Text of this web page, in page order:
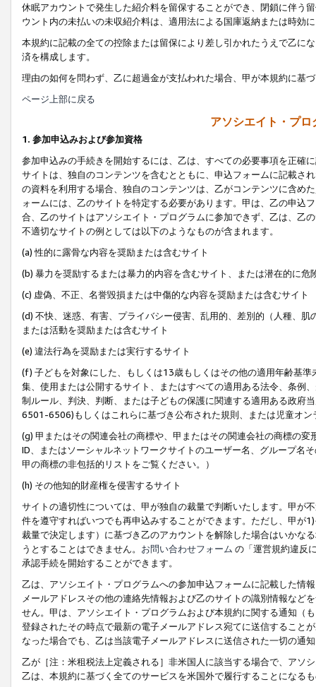
休眠アカウントで発生した紹介料を留保することができ、閉鎖に伴う
ウント内の未払いの未収紹介料は、適用法による国庫返納または時効
本規約に記載の全ての控除または留保により差し引かれたうえで乙に
済を構成します。
理由の如何を問わず、乙に超過金が支払われた場合、甲が本規約に基
ページ上部に戻る
アソシエイト・プ
1. 参加申込みおよび参加資格
参加申込みの手続きを開始するには、乙は、すべての必要事項を正確
サイトは、独自のコンテンツを含むとともに、申込フォームに記載さ
の資料を利用する場合、独自のコンテンツは、乙がコンテンツに含め
ォームには、乙のサイトを特定する必要があります。甲は、乙の申込
合、乙のサイトはアソシエイト・プログラムに参加できず、乙は、乙
不適切なサイトの例としては以下のようなものが含まれます。
(a) 性的に露骨な内容を奨励または含むサイト
(b) 暴力を奨励するまたは暴力的内容を含むサイト、または潜在的に
(c) 虚偽、不正、名誉毀損または中傷的な内容を奨励または含むサイト
(d) 不快、迷惑、有害、プライバシー侵害、乱用的、差別的（人種、
または活動を奨励または含むサイト
(e) 違法行為を奨励または実行するサイト
(f) 子どもを対象にした、もしくは13歳もしくはその他の適用年齢基
集、使用または公開するサイト、またはすべての適用ある法令、条例
制ルール、判決、判断、または子どもの保護に関連する適用ある政府
6501-6506)もしくはこれらに基づき公布された規則、または児童オン
(g) 甲またはその関連会社の商標や、甲またはその関連会社の商標の
ID、またはソーシャルネットワークサイトのユーザー名、グループ名
甲の商標の非包括的リストをご覧ください。）
(h) その他知的財産権を侵害するサイト
サイトの適切性については、甲が独自の裁量で判断いたします。甲が
件を遵守すればいつでも再申込みすることができます。ただし、甲が
裁量で決定します）に基づき乙のアカウントを解除した場合はいかな
うとすることはできません。 お問い合わせフォーム の「運営規約違反
承認手続を開始することができます。
乙は、アソシエイト・プログラムへの参加申込フォームに記載した情
メールアドレスその他の連絡先情報および乙のサイトの識別情報など
せん。甲は、アソシエイト・プログラムおよび本規約に関する通知（
登録されたその時点で最新の電子メールアドレス宛てに送信すること
なった場合でも、乙は当該電子メールアドレスに送信された一切の通
乙が［注：米租税法上定義される］非米国人に該当する場合で、アソ
乙は、本規約に基づく全てのサービスを米国外で履行することになる